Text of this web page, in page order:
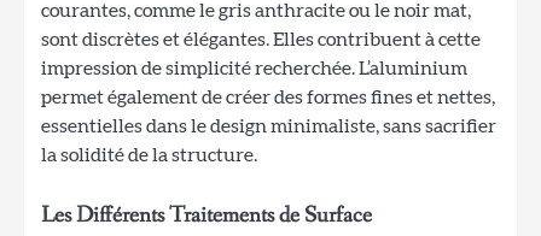
courantes, comme le gris anthracite ou le noir mat,
sont discrètes et élégantes. Elles contribuent à cette
impression de simplicité recherchée. L’aluminium
permet également de créer des formes fines et nettes,
essentielles dans le design minimaliste, sans sacrifier
la solidité de la structure.
Les Différents Traitements de Surface